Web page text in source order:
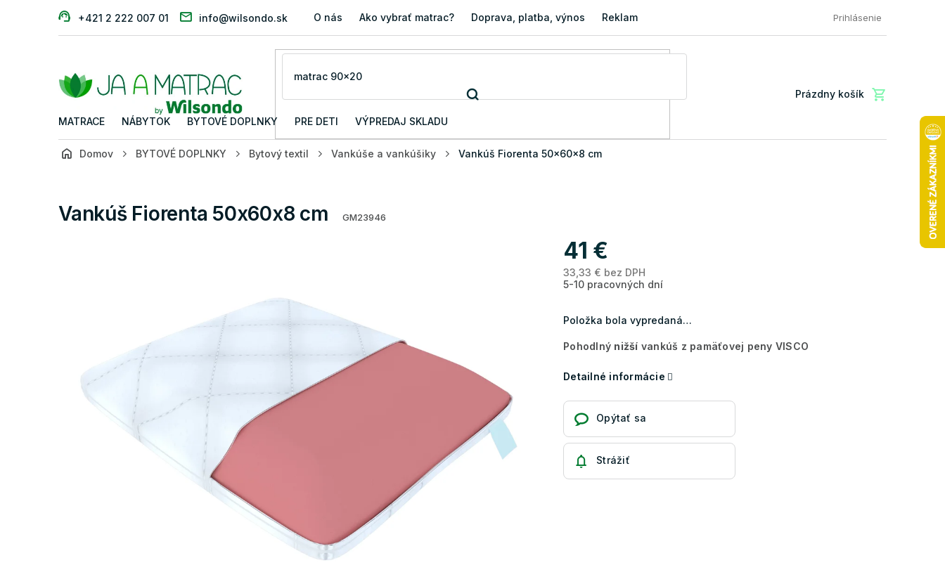
+421 2 222 007 01 info@wilsondo.sk O nás Ako vybrať matrac? Doprava, platba, výnos Reklamácia a vrátenie tovaru FAQ: Najčastejšie otázky zákazníkov
Prihlásenie
Nákupný
Prázdny košík
MATRACE NÁBYTOK BYTOVÉ DOPLNKY PRE DETI VÝPREDAJ SKLADU
Domov BYTOVÉ DOPLNKY Bytový textil Vankúše a vankúšiky Vankúš Fiorenta 50x60x8 cm
Vankúš Fiorenta 50x60x8 cm GM23946
41 €
33,33 € bez DPH
5-10 pracovných dní
Položka bola vypredaná…
Pohodlný nižší vankúš z pamäťovej peny VISCO
Detailné informácie
Opýtať sa
Strážiť